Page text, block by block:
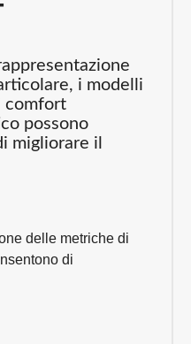
i modelli
comfort
possono
migliorare il
delle metriche di
di